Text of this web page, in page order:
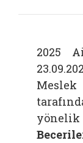
2025
Meslek
yönelik